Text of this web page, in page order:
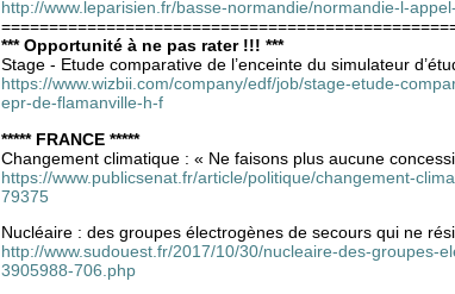
http://www.leparisien.fr/basse-normandie/normandie-l-
*** Opportunité à ne pas rater !!! ***
Stage - Etude comparative de l’enceinte du simulateur
https://www.wizbii.com/company/edf/job/stage-etude-
epr-de-flamanville-h-f
***** FRANCE *****
Changement climatique : « Ne faisons plus aucune
https://www.publicsenat.fr/article/politique/changement-
79375
Nucléaire : des groupes électrogènes de secours qui ne
http://www.sudouest.fr/2017/10/30/nucleaire-des-groupes-
3905988-706.php